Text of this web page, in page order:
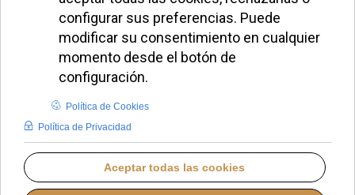
MIÉRCOLES, 17 SEPTIEMBRE 2025 09:25